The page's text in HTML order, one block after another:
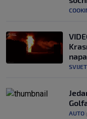
SVIJET
AUTO